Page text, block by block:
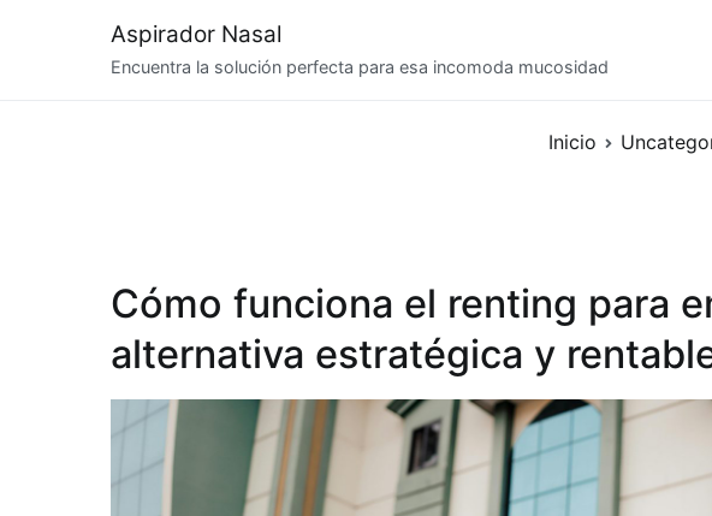
Aspirador Nasal
Encuentra la solución perfecta para esa incomoda mucosidad
Inicio
Cómo funciona el renting para
alternativa estratégica y